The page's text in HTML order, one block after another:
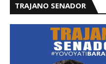
TRAJANO SENADOR